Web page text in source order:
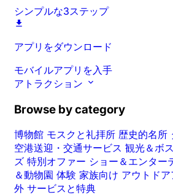
シンプルな3ステップ
アプリをダウンロード
モバイルアプリを入手
アトラクション
Browse by category
博物館 モスクと礼拝所 歴史的名所
空港送迎・交通サービス 観光＆ボ
ズ 特別オファー ショー＆エンター
＆動物園 体験 家族向け アウトド
外 サービスと特典